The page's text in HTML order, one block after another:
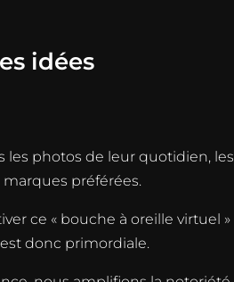
idées
les photos de leur quotidien, les
préférées.
ce « bouche à oreille virtuel »
donc primordiale.